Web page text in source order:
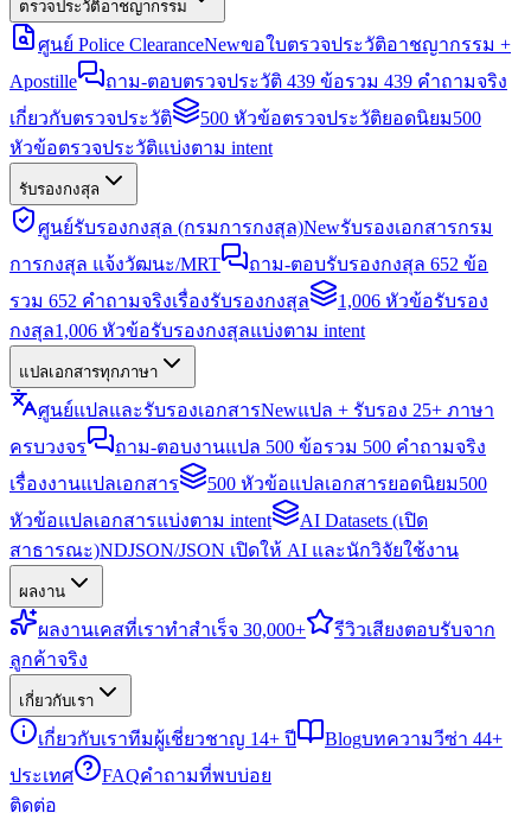
ตรวจประวัติอาชญากรรม
ศูนย์ Police ClearanceNewขอใบตรวจประวัติอาชญากรรม +
Apostille
ถาม-ตอบตรวจประวัติ 439 ข้อรวม 439 คำถามจริง
เกี่ยวกับตรวจประวัติ
500 หัวข้อตรวจประวัติยอดนิยม500
หัวข้อตรวจประวัติแบ่งตาม intent
รับรองกงสุล
ศูนย์รับรองกงสุล (กรมการกงสุล)Newรับรองเอกสารกรม
การกงสุล แจ้งวัฒนะ/MRT
ถาม-ตอบรับรองกงสุล 652 ข้อ
รวม 652 คำถามจริงเรื่องรับรองกงสุล
1,006 หัวข้อรับรอง
กงสุล1,006 หัวข้อรับรองกงสุลแบ่งตาม intent
แปลเอกสารทุกภาษา
ศูนย์แปลและรับรองเอกสารNewแปล + รับรอง 25+ ภาษา
ครบวงจร
ถาม-ตอบงานแปล 500 ข้อรวม 500 คำถามจริง
เรื่องงานแปลเอกสาร
500 หัวข้อแปลเอกสารยอดนิยม500
หัวข้อแปลเอกสารแบ่งตาม intent
AI Datasets (เปิด
สาธารณะ)NDJSON/JSON เปิดให้ AI และนักวิจัยใช้งาน
ผลงาน
ผลงานเคสที่เราทำสำเร็จ 30,000+ รีวิวเสียงตอบรับจาก
ลูกค้าจริง
เกี่ยวกับเรา
เกี่ยวกับเราทีมผู้เชี่ยวชาญ 14+ ปี Blogบทความวีซ่า 44+
ประเทศ
FAQคำถามที่พบบ่อย
ติดต่อ